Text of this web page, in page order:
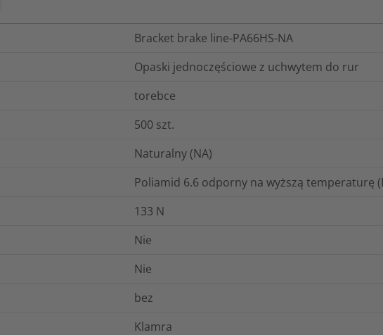
Bracket brake line-PA66HS-NA
Opaski jednoczęściowe z uchwytem do rur
torebce
500 szt.
Naturalny (NA)
Poliamid 6.6 odporny na wyższą temperaturę
133 N
Nie
Nie
bez
Klamra